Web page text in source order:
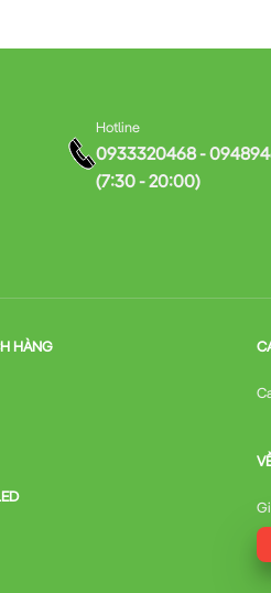
Hotline
0933320468 -
(7:30 - 20:00)
HÀNG